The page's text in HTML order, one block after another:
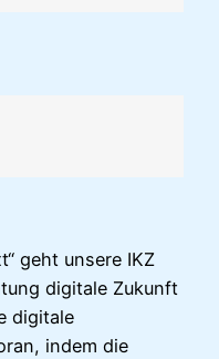
geht unsere IKZ
digitale Zukunft
digitale
indem die